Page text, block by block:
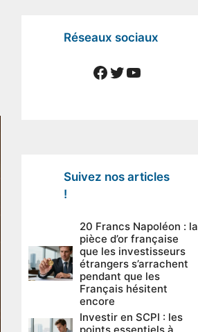
Réseaux sociaux
Facebook
Twitter
YouTube
Suivez nos articles
!
20 Francs Napoléon : la
pièce d’or française
que les investisseurs
étrangers s’arrachent
pendant que les
Français hésitent
encore
Investir en SCPI : les